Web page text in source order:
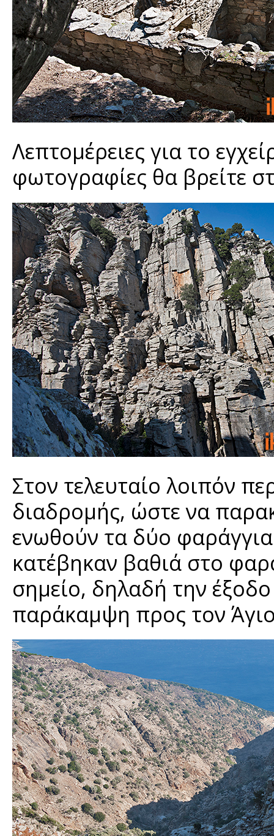
Λεπτομέρειες για το
φωτογραφίες θα βρείτε
Στον τελευταίο λοιπόν
διαδρομής, ώστε να
ενωθούν τα δύο
κατέβηκαν βαθιά στο
σημείο, δηλαδή την
παράκαμψη προς τον